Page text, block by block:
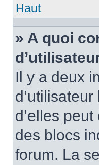
Haut
» A quoi
Il y a deux
d’elles
des blocs
forum. La